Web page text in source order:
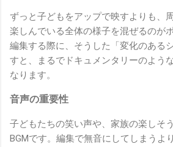
ずっと子どもをアップで映すよりも、
楽しんでいる全体の様子を混ぜるのが
編集する際に、そうした「変化のある
すと、まるでドキュメンタリーのよう
なります。
音声の重要性
子どもたちの笑い声や、家族の楽しそ
BGMです。編集で無音にしてしまうよ